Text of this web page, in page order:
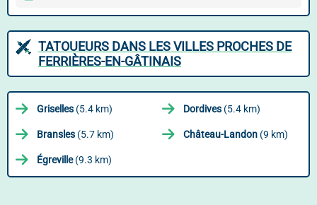
TATOUEURS DANS LES VILLES PROCHES DE
FERRIÈRES-EN-GÂTINAIS
Griselles (5.4 km) Dordives (5.4 km)
Bransles (5.7 km) Château-Landon (9 km)
Égreville(9.3 km)